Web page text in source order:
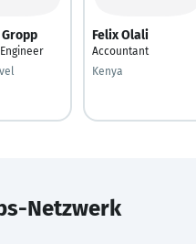
Felix Olali
Accountant
Kenya
Netzwerk